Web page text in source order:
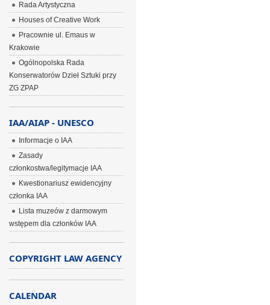
Rada Artystyczna
Houses of Creative Work
Pracownie ul. Emaus w
Krakowie
Ogólnopolska Rada
Konserwatorów Dzieł Sztuki przy
ZG ZPAP
IAA/AIAP - UNESCO
Informacje o IAA
Zasady
członkostwa/legitymacje IAA
Kwestionariusz ewidencyjny
członka IAA
Lista muzeów z darmowym
wstępem dla członków IAA
COPYRIGHT LAW AGENCY
CALENDAR